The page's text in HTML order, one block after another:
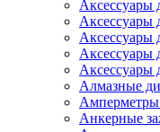
Аксессуары
Аксессуары
Аксессуары
Аксессуары
Аксессуары
Алмазные
Анкерные